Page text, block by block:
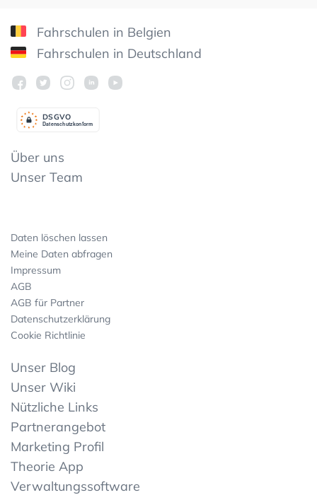
Fahrschulen in Belgien
Fahrschulen in Deutschland
Datenschutzkonform
DSGVO
Über uns
Unser Team
Daten löschen lassen
Meine Daten abfragen
Impressum
AGB
AGB für Partner
Datenschutzerklärung
Cookie Richtlinie
Unser Blog
Unser Wiki
Nützliche Links
Partnerangebot
Marketing Profil
Theorie App
Verwaltungssoftware